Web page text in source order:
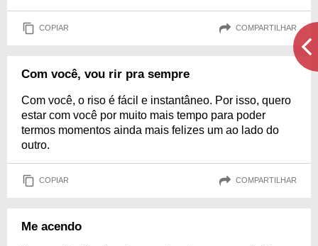
COPIAR COMPARTILHAR
Com você, vou rir pra sempre
Com você, o riso é fácil e instantâneo. Por isso, quero
estar com você por muito mais tempo para poder
termos momentos ainda mais felizes um ao lado do
outro.
COPIAR COMPARTILHAR
Me acendo